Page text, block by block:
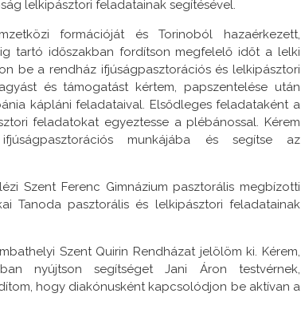
lelkipásztori feladatainak segítésével.
formációját és Torinoból hazaérkezett,
tartó időszakban fordítson megfelelő időt a lelki
be a rendház ifjúságpasztorációs és lelkipásztori
és támogatást kértem, papszentelése után
kápláni feladataival. Elsődleges feladataként a
feladatokat egyeztesse a plébánossal. Kérem
munkájába és segítse az
Szent Ferenc Gimnázium pasztorális megbízotti
Tanoda pasztorális és lelkipásztori feladatainak
Szent Quirin Rendházat jelölöm ki. Kérem,
nyújtson segítséget Jani Áron testvérnek,
hogy diakónusként kapcsolódjon be aktívan a